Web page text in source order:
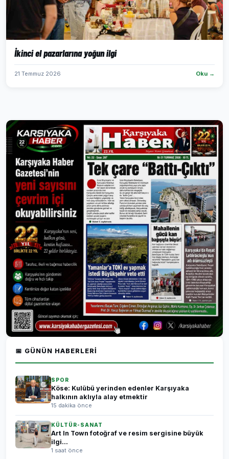
İkinci el pazarlarına yoğun ilgi
21 Temmuz 2026 Oku →
📅 GÜNÜN HABERLERI
SPOR
Köse: Kulübü yerinden edenler Karşıyaka
halkının aklıyla alay etmektir
15 dakika önce
KÜLTÜR-SANAT
Art In Town fotoğraf ve resim sergisine büyük
ilgi...
1 saat önce